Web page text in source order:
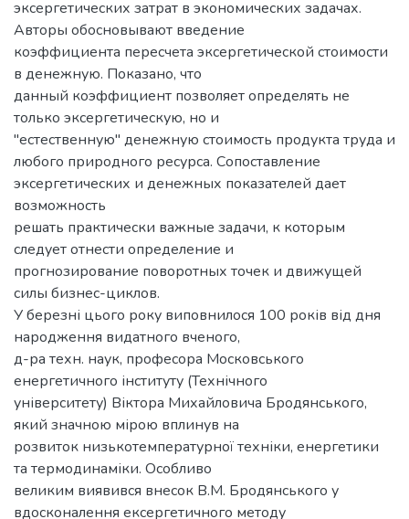
эксергетических затрат в экономических задачах.
Авторы обосновывают введение
коэффициента пересчета эксергетической стоимости
в денежную. Показано, что
данный коэффициент позволяет определять не
только эксергетическую, но и
"естественную" денежную стоимость продукта труда и
любого природного ресурса. Сопоставление
эксергетических и денежных показателей дает
возможность
решать практически важные задачи, к которым
следует отнести определение и
прогнозирование поворотных точек и движущей
силы бизнес-циклов.
У березні цього року виповнилося 100 років від дня
народження видатного вченого,
д-ра техн. наук, професора Московського
енергетичного інституту (Технічного
університету) Віктора Михайловича Бродянського,
який значною мірою вплинув на
розвиток низькотемпературної техніки, енергетики
та термодинаміки. Особливо
великим виявився внесок В.М. Бродянського у
вдосконалення ексергетичного методу